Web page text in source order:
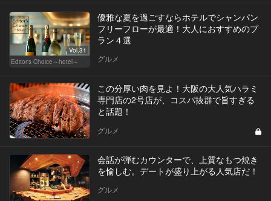
Vol.31
Editor's Choice～hotel～
優雅な夏を過ごすならホテルでシャンパン
フリーフローが最適！大人におすすめのプ
ラン４選
グルメ
この分厚い肉を見よ！大阪の大人気ハラミ
専門店の2号店が、コスパ抜群で旨すぎる
と話題！
グルメ
会話が弾むカウンターで、上質なもつ焼き
を愉しむ。デートが盛り上がる人気店だ！
グルメ